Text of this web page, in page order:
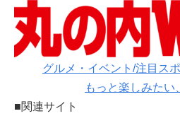
グルメ・イベント/注目ス
もっと楽しみたい
■関連サイト